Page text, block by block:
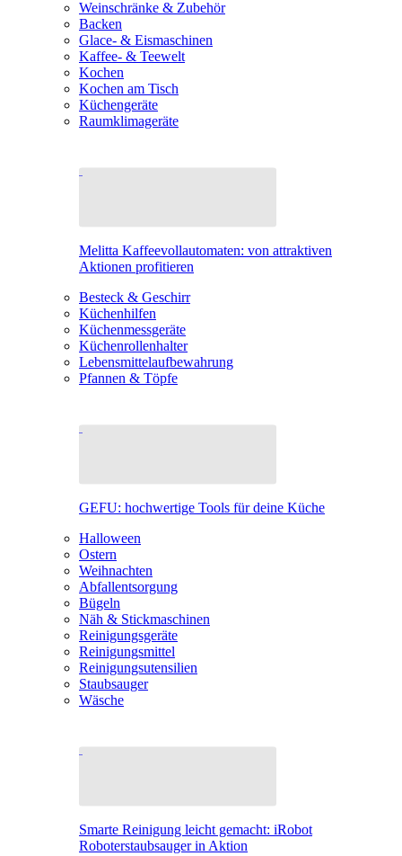
Weinschränke & Zubehör
Backen
Glace- & Eismaschinen
Kaffee- & Teewelt
Kochen
Kochen am Tisch
Küchengeräte
Raumklimageräte
Melitta Kaffeevollautomaten: von attraktiven
Aktionen profitieren
Besteck & Geschirr
Küchenhilfen
Küchenmessgeräte
Küchenrollenhalter
Lebensmittelaufbewahrung
Pfannen & Töpfe
GEFU: hochwertige Tools für deine Küche
Halloween
Ostern
Weihnachten
Abfallentsorgung
Bügeln
Näh & Stickmaschinen
Reinigungsgeräte
Reinigungsmittel
Reinigungsutensilien
Staubsauger
Wäsche
Smarte Reinigung leicht gemacht: iRobot
Roboterstaubsauger in Aktion